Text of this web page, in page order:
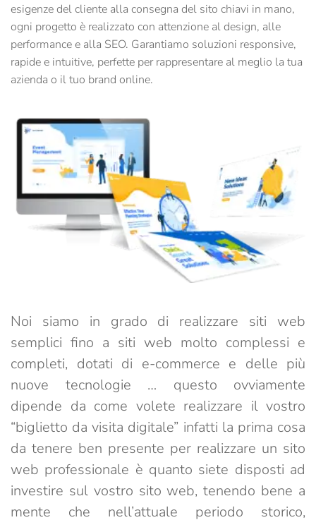
esigenze del cliente alla consegna del sito chiavi in mano,
ogni progetto è realizzato con attenzione al design, alle
performance e alla SEO. Garantiamo soluzioni responsive,
rapide e intuitive, perfette per rappresentare al meglio la tua
azienda o il tuo brand online.
Noi siamo in grado di realizzare siti web
semplici fino a siti web molto complessi e
completi, dotati di e-commerce e delle più
nuove tecnologie … questo ovviamente
dipende da come volete realizzare il vostro
“biglietto da visita digitale” infatti la prima cosa
da tenere ben presente per realizzare un sito
web professionale è quanto siete disposti ad
investire sul vostro sito web, tenendo bene a
mente che nell’attuale periodo storico,